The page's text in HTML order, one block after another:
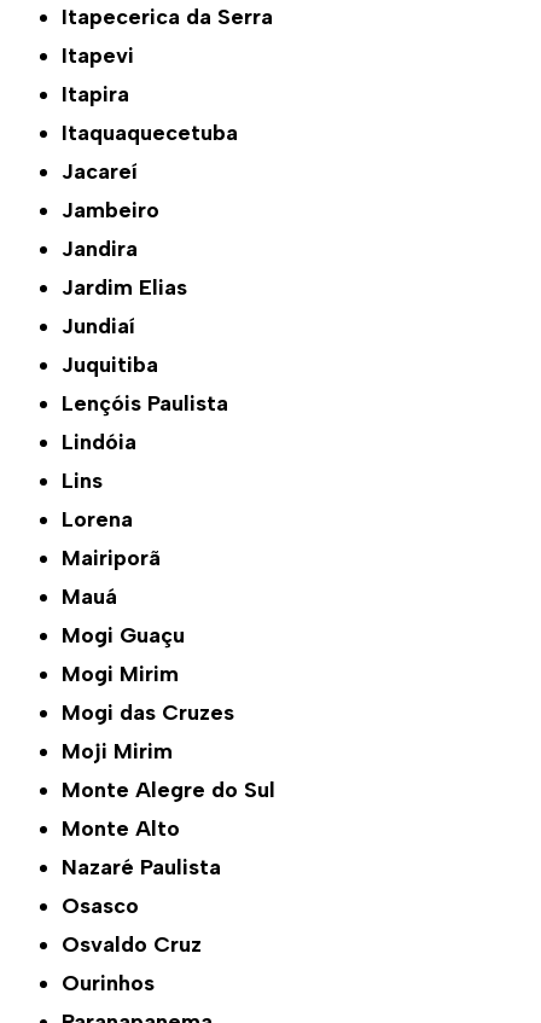
Itapecerica da Serra
Itapevi
Itapira
Itaquaquecetuba
Jacareí
Jambeiro
Jandira
Jardim Elias
Jundiaí
Juquitiba
Lençóis Paulista
Lindóia
Lins
Lorena
Mairiporã
Mauá
Mogi Guaçu
Mogi Mirim
Mogi das Cruzes
Moji Mirim
Monte Alegre do Sul
Monte Alto
Nazaré Paulista
Osasco
Osvaldo Cruz
Ourinhos